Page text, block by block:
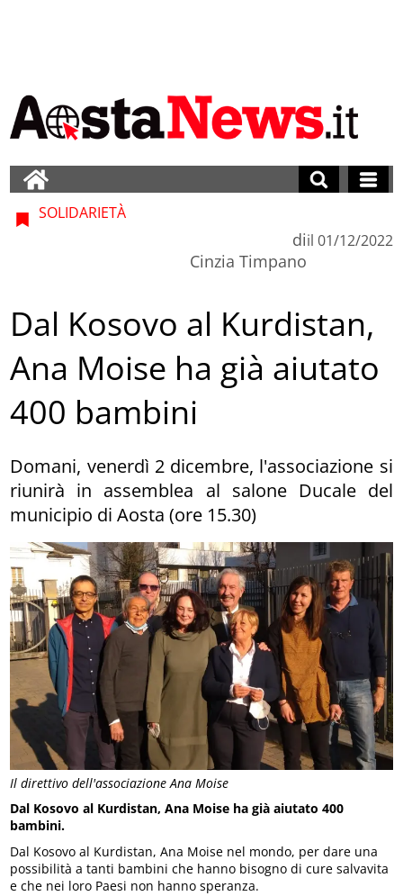
Il direttivo dell'associazione Ana Moise
SOLIDARIETÀ
di
Cinzia Timpano
il 01/12/2022
Dal Kosovo al Kurdistan,
Ana Moise ha già aiutato
400 bambini
Domani, venerdì 2 dicembre, l'associazione si
riunirà in assemblea al salone Ducale del
municipio di Aosta (ore 15.30)
Dal Kosovo al Kurdistan, Ana Moise ha già aiutato 400
bambini.
Dal Kosovo al Kurdistan, Ana Moise nel mondo, per dare una
possibilità a tanti bambini che hanno bisogno di cure salvavita
e che nei loro Paesi non hanno speranza.